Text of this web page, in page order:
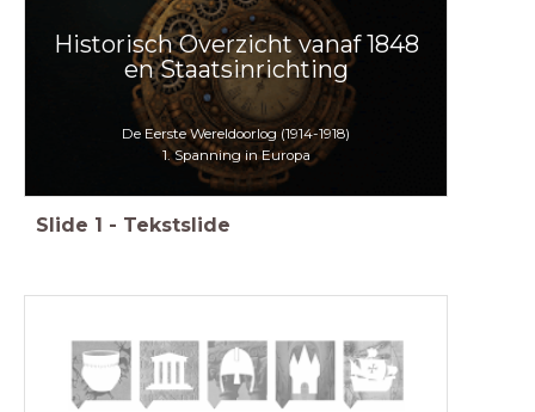
Historisch Overzicht vanaf 1848
en Staatsinrichting
De Eerste Wereldoorlog (1914-1918)
1. Spanning in Europa
Slide 1 - Tekstslide